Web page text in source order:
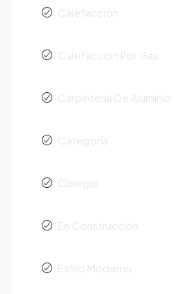
Calefacción
Calefacción Por Gas
Carpintería De Aluminio
Categoría
Colegio
En Construcción
Estilo Moderno